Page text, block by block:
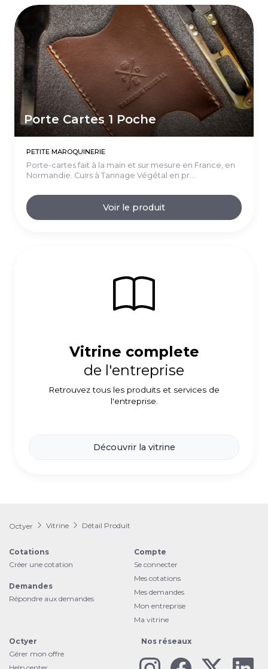
Porte Cartes 1 Poche
PETITE MAROQUINERIE
Porte-cartes fait à la main et sur mesure en France, en
Normandie. Cuirs à Tannage Végétal en pr...
Voir le produit
Vitrine complete
de l'entreprise
Retrouvez tous les produits et services de
l'entreprise.
Découvrir la vitrine
Octyer Vitrine Détail Produit
Cotations
Créer une cotation
Demandes
Répondre aux demandes
Compte
Se connecter
Mes cotations
Mes demandes
Mon entreprise
Ma vitrine
Octyer
Gérer mon offre
Nos réseaux